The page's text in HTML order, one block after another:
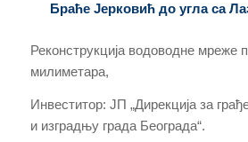
Браће Јерковић до угла са
Реконструкција водоводне мреже
милиметара,
Инвеститор: ЈП „Дирекција за
и изградњу града Београда“.